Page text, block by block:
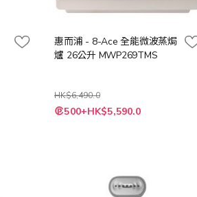
惠而浦 - 8-Ace 全能微波蒸焗
爐 26公升 MWP269TMS
HK$6,490.0
特
殊 500+HK$5,590.0